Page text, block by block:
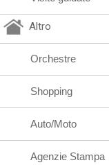
Altro
Orchestre
Shopping
Auto/Moto
Agenzie Stampa